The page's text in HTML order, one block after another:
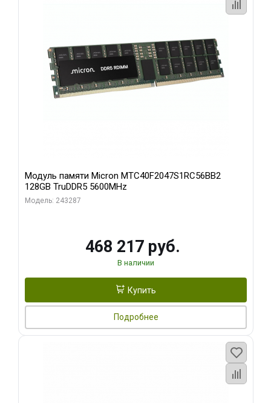
Модуль памяти Micron MTC40F2047S1RC56BB2
128GB TruDDR5 5600MHz
Модель: 243287
468 217 руб.
В наличии
Купить
Подробнее